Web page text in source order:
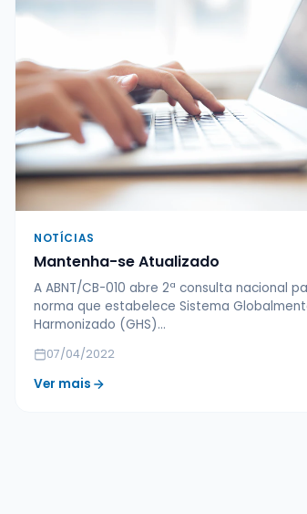
NOTÍCIAS
Mantenha-se Atualizado
A ABNT/CB-010 abre 2ª consulta nacional
norma que estabelece Sistema
Harmonizado (GHS)...
07/04/2022
Ver mais